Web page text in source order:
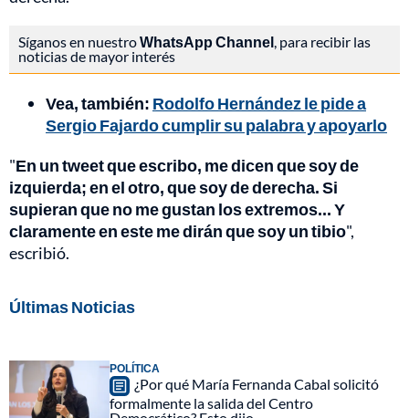
Síganos en nuestroWhatsApp Channel, para recibir las
noticias de mayor interés
Vea, también: Rodolfo Hernández le pide a
Sergio Fajardo cumplir su palabra y apoyarlo
"En un tweet que escribo, me dicen que soy de
izquierda; en el otro, que soy de derecha. Si
supieran que no me gustan los extremos... Y
claramente en este me dirán que soy un tibio",
escribió.
Últimas Noticias
POLÍTICA
¿Por qué María Fernanda Cabal solicitó
formalmente la salida del Centro